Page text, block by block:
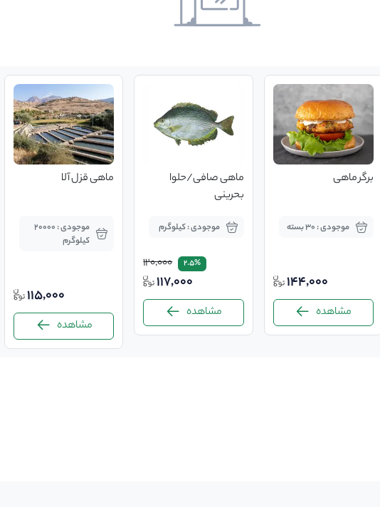
برگر ماهی
موجودی : 30 بسته
144,000
مشاهده
ماهی صافی/حلوا
بحرینی
موجودی : کیلوگرم
2.5%
120,000
117,000
مشاهده
ماهی قزل آلا
موجودی : 20000
کیلوگرم
115,000
مشاهده